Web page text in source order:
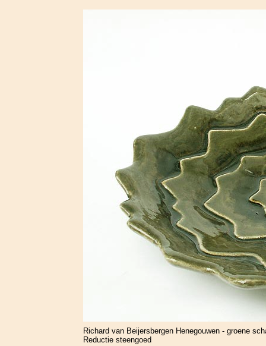
Richard van Beijersbergen Henegouwen - groene
Reductie steengoed